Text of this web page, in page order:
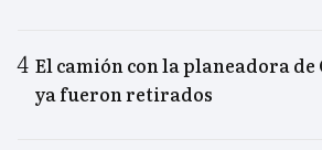
El camión con la planeadora de
ya fueron retirados